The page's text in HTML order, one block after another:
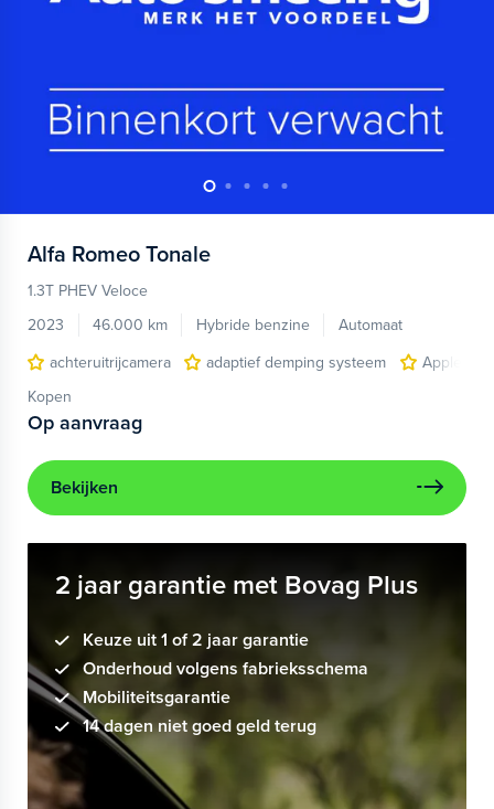
Alfa Romeo Tonale
1.3T PHEV Veloce
2023
46.000 km Hybride benzine
Automaat
achteruitrijcamera
adaptief demping systeem
Apple
Kopen
Op aanvraag
Bekijken
2 jaar garantie met Bovag Plus
Keuze uit 1 of 2 jaar garantie
Onderhoud volgens fabrieksschema
Mobiliteitsgarantie
14 dagen niet goed geld terug